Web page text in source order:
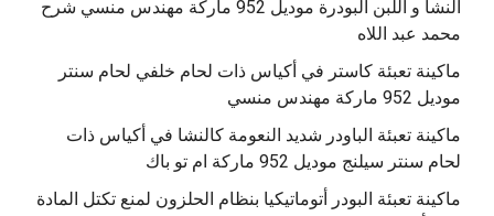
النشا و اللبن البودرة موديل 952 ماركة مهندس منسي شرح
محمد عبد اللاه
‫ماكينة تعبئة كاستر في أكياس ذات لحام خلفي لحام سنتر
موديل 952 ماركة مهندس منسي
‫ماكينة تعبئة الباودر شديد النعومة كالنشا في أكياس ذات
‫ماكينة تعبئة البودر أتوماتيكيا بنظام الحلزون لمنع تكتل المادة